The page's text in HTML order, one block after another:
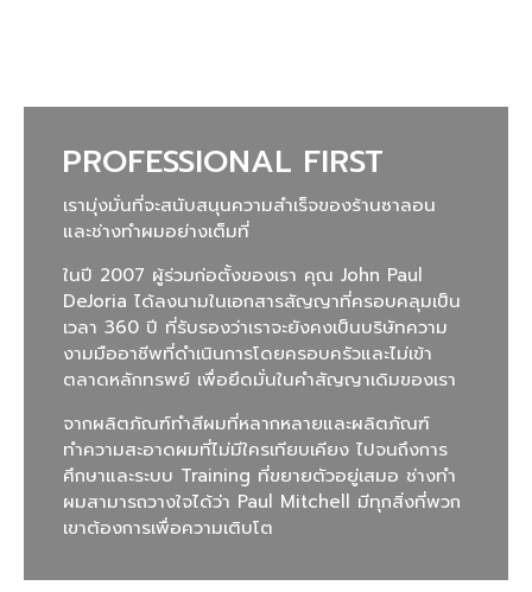
PROFESSIONAL FIRST
เรามุ่งมั่นที่จะสนับสนุนความสำเร็จของร้านซาลอน
และช่างทำผมอย่างเต็มที่
ในปี 2007 ผู้ร่วมก่อตั้งของเรา คุณ John Paul
DeJoria ได้ลงนามในเอกสารสัญญาที่ครอบคลุมเป็น
เวลา 360 ปี ที่รับรองว่าเราจะยังคงเป็นบริษัทความ
งามมืออาชีพที่ดำเนินการโดยครอบครัวและไม่เข้า
ตลาดหลักทรพย์ เพื่อยึดมั่นในคำสัญญาเดิมของเรา
จากผลิตภัณฑ์ทำสีผมที่หลากหลายและผลิตภัณฑ์
ทำความสะอาดผมที่ไม่มีใครเทียบเคียง ไปจนถึงการ
ศึกษาและระบบ Training ที่ขยายตัวอยู่เสมอ ช่างทำ
ผมสามารถวางใจได้ว่า Paul Mitchell มีทุกสิ่งที่พวก
เขาต้องการเพื่อความเติบโต